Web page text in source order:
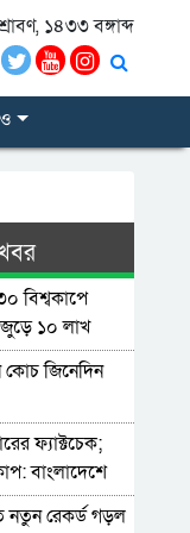
১৪৩৩ বঙ্গাব্দ
বিশ্বকাপে
১০ লাখ
কোচ জিনেদিন
ফ্যাক্টচেক;
বাংলাদেশে
ছড়ানো হয়েছে
নতুন রেকর্ড গড়ল